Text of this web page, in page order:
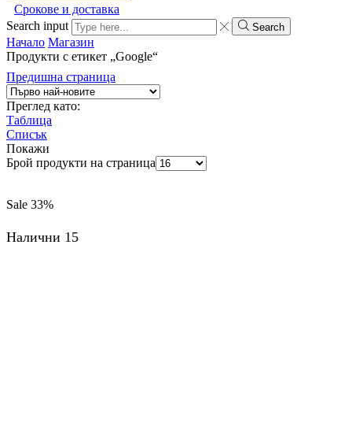
Срокове и доставка
Search input
Search
Начало Магазин
Продукти с етикет „Google“
Предишна страница
Преглед като:
Таблица
Списък
Покажи
Брой продукти на страница
Sale 33%
Налични 15